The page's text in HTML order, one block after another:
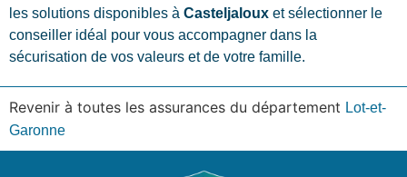
les solutions disponibles à Casteljaloux et sélectionner le
conseiller idéal pour vous accompagner dans la
sécurisation de vos valeurs et de votre famille.
Revenir à toutes les assurances du département Lot-et-
Garonne